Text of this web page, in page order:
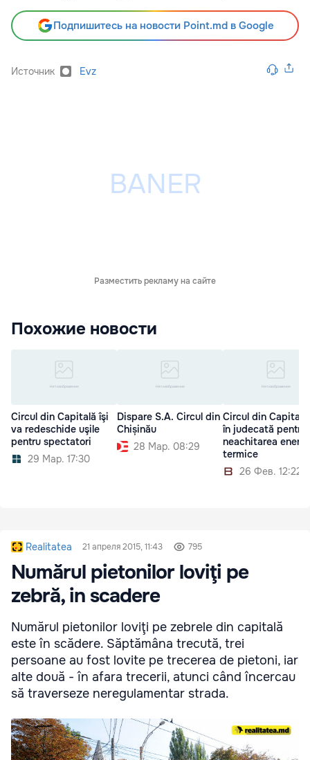
Подпишитесь на новости Point.md в Google
Источник Evz
Разместить рекламу на сайте
Похожие новости
Circul din Capitală îşi
va redeschide uşile
pentru spectatori
29 Мар. 17:30
Dispare S.A. Circul din
Chișinău
28 Мар. 08:29
Circul din
în judecată pentru
neachitarea
termice
26 Фев. 12:22
Realitatea 21 апреля 2015, 11:43 795
Numărul pietonilor loviţi pe
zebră, in scadere
Numărul pietonilor loviţi pe zebrele din capitală
este în scădere. Săptămâna trecută, trei
persoane au fost lovite pe trecerea de pietoni, iar
alte două - în afara trecerii, atunci când încercau
să traverseze neregulamentar strada.